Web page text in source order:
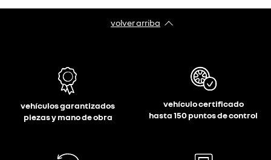
volver arriba
vehículos garantizados
piezas y mano de obra
vehículo certificado
hasta 150 puntos de control